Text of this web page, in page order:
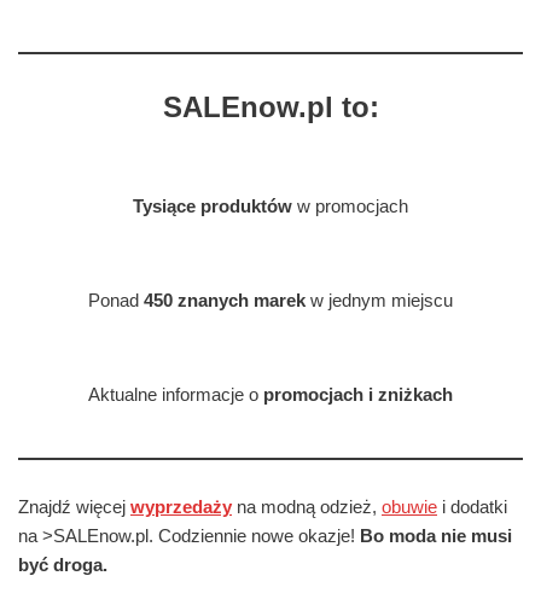
SALEnow.pl to:
Tysiące produktów w promocjach
Ponad 450 znanych marek w jednym miejscu
Aktualne informacje o promocjach i zniżkach
Znajdź więcej wyprzedaży na modną odzież, obuwie i dodatki
na >SALEnow.pl. Codziennie nowe okazje! Bo moda nie musi
być droga.